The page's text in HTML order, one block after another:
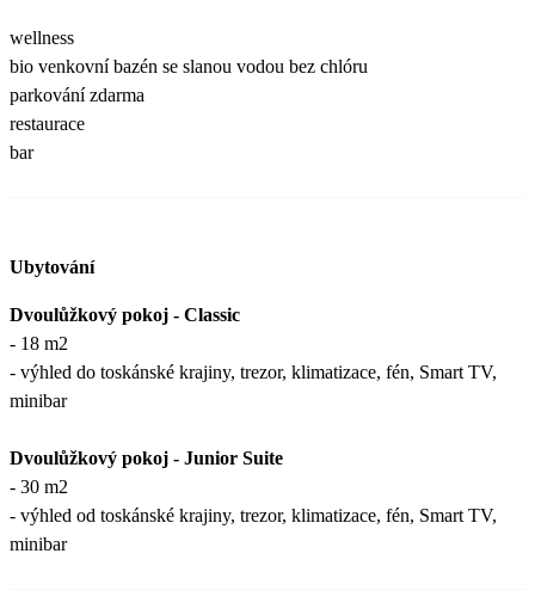
wellness
bio venkovní bazén se slanou vodou bez chlóru
parkování zdarma
restaurace
bar
Ubytování
Dvoulůžkový pokoj - Classic
- 18 m2
- výhled do toskánské krajiny, trezor, klimatizace, fén, Smart TV,
minibar
Dvoulůžkový pokoj - Junior Suite
- 30 m2
- výhled od toskánské krajiny, trezor, klimatizace, fén, Smart TV,
minibar